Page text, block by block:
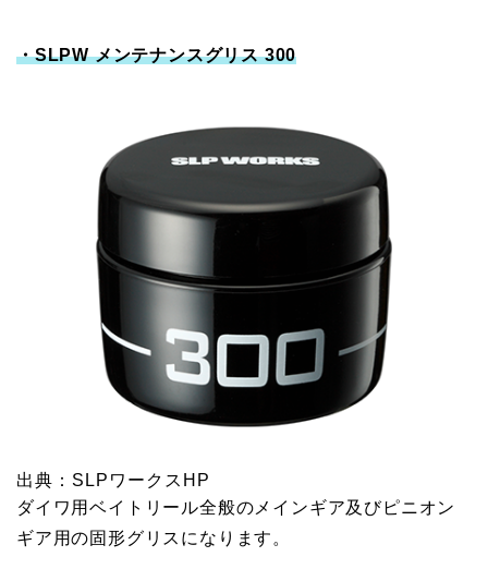
・SLPW メンテナンスグリス 300
出典：SLPワークスHP
ダイワ用ベイトリール全般のメインギア及びピニオン
ギア用の固形グリスになります。